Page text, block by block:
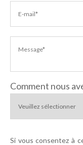
Comment nous
Si vous consentez à